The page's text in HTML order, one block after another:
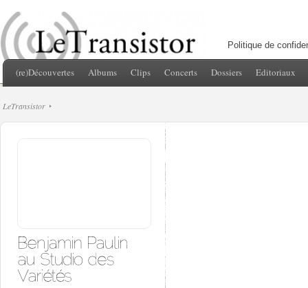
Politique de
(re)Découvertes Albums Clips Concerts Dossiers Editoriaux
LeTransistor